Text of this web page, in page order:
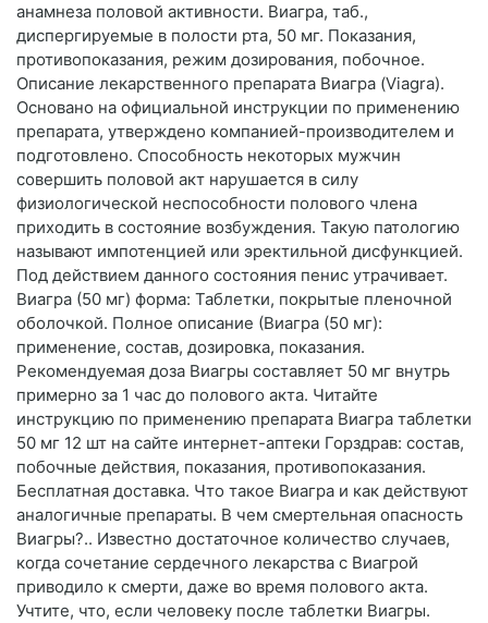
анамнеза половой активности. Виагра, таб.,
диспергируемые в полости рта, 50 мг. Показания,
противопоказания, режим дозирования, побочное.
Описание лекарственного препарата Виагра (Viagra).
Основано на официальной инструкции по применению
препарата, утверждено компанией-производителем и
подготовлено. Способность некоторых мужчин
совершить половой акт нарушается в силу
физиологической неспособности полового члена
приходить в состояние возбуждения. Такую патологию
называют импотенцией или эректильной дисфункцией.
Под действием данного состояния пенис утрачивает.
Виагра (50 мг) форма: Таблетки, покрытые пленочной
оболочкой. Полное описание (Виагра (50 мг):
применение, состав, дозировка, показания.
Рекомендуемая доза Виагры составляет 50 мг внутрь
примерно за 1 час до полового акта. Читайте
инструкцию по применению препарата Виагра таблетки
50 мг 12 шт на сайте интернет-аптеки Горздрав: состав,
побочные действия, показания, противопоказания.
Бесплатная доставка. Что такое Виагра и как действуют
аналогичные препараты. В чем смертельная опасность
Виагры?.. Известно достаточное количество случаев,
когда сочетание сердечного лекарства с Виагрой
приводило к смерти, даже во время полового акта.
Учтите, что, если человеку после таблетки Виагры.